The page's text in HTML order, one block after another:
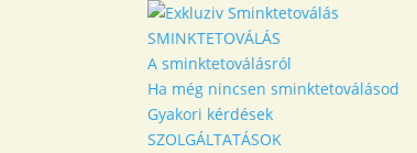
SMINKTETOVÁLÁS
A sminktetoválásról
Ha még nincsen sminktetoválásod
Gyakori kérdések
SZOLGÁLTATÁSOK